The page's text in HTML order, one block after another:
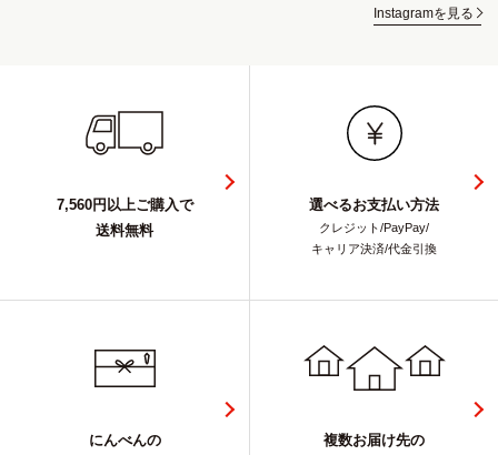
Instagramを見る
7,560円以上ご購入で
送料無料
選べるお支払い方法
クレジット/PayPay/
キャリア決済/代金引換
にんべんの
複数お届け先の